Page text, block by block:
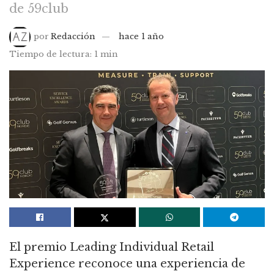
de 59club
por Redacción
hace 1 año
Tiempo de lectura: 1 min
El premio Leading Individual Retail
Experience reconoce una experiencia de